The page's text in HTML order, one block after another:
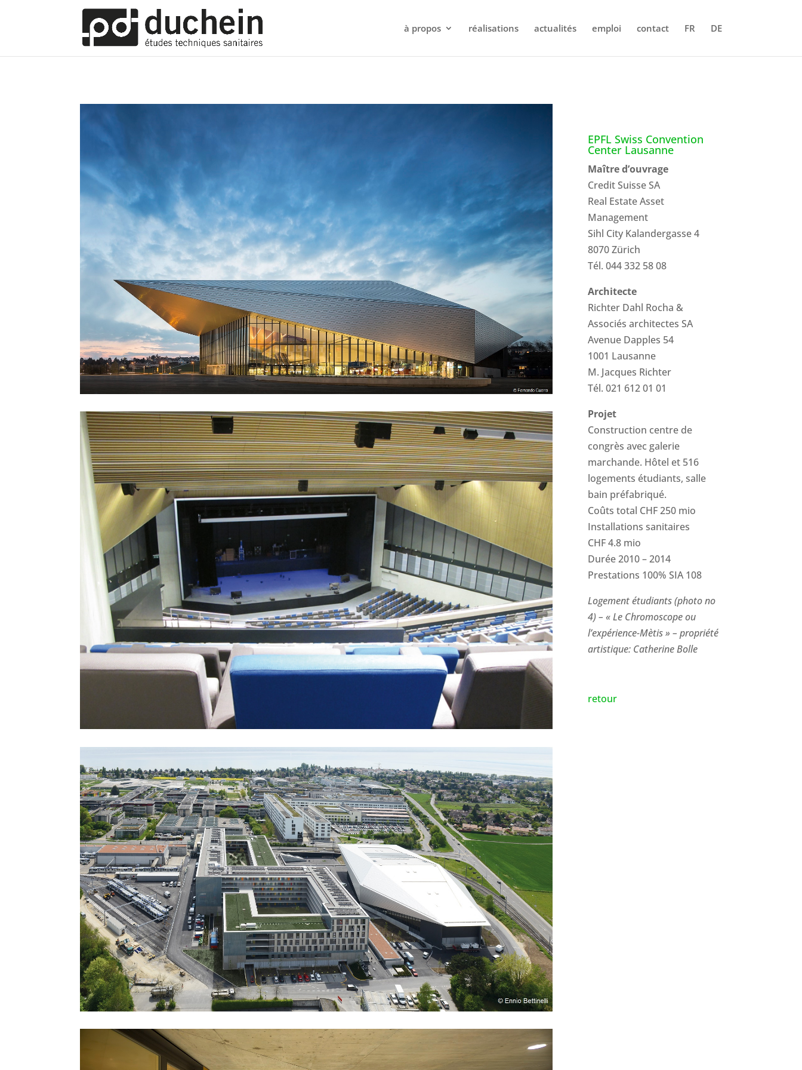
à propos réalisations actualités emploi contact FR DE
EPFL Swiss Convention
Center Lausanne
Maître d’ouvrage
Credit Suisse SA
Real Estate Asset
Management
Sihl City Kalandergasse 4
8070 Zürich
Tél. 044 332 58 08
Architecte
Richter Dahl Rocha &
Associés architectes SA
Avenue Dapples 54
1001 Lausanne
M. Jacques Richter
Tél. 021 612 01 01
Projet
Construction centre de
congrès avec galerie
marchande. Hôtel et 516
logements étudiants, salle
bain préfabriqué.
Coûts total CHF 250 mio
Installations sanitaires
CHF 4.8 mio
Durée 2010 – 2014
Prestations 100% SIA 108
Logement étudiants (photo no
4) – « Le Chromoscope ou
l’expérience-Mètis » – propriété
artistique: Catherine Bolle
retour